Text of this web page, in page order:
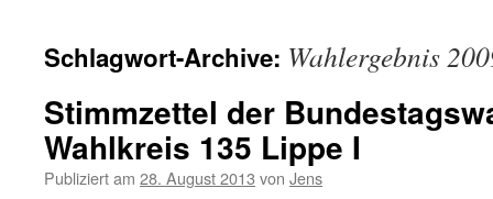
springen
Schlagwort-Archive: Wahlergebnis
Stimmzettel der
Wahlkreis 135 Lippe I
Publiziert am 28. August 2013 von Jens